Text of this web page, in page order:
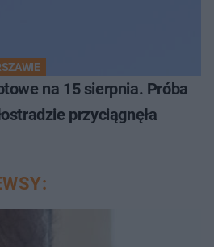
na 15 sierpnia. Próba
przyciągnęła